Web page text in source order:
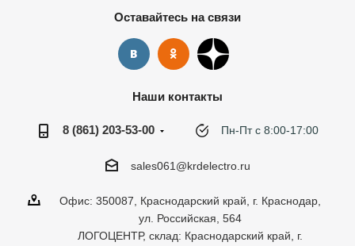
Оставайтесь на связи
Наши контакты
8 (861) 203-53-00 Пн-Пт с 8:00-17:00
sales061@krdelectro.ru
Офис: 350087, Краснодарский край, г. Краснодар,
ул. Российская, 564
ЛОГОЦЕНТР, склад: Краснодарский край, г.